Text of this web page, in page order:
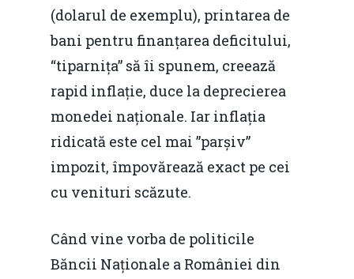
(dolarul de exemplu), printarea de
bani pentru finanțarea deficitului,
“tiparnița” să îi spunem, creează
rapid inflație, duce la deprecierea
monedei naționale. Iar inflația
ridicată este cel mai ”parșiv”
impozit, împovărează exact pe cei
cu venituri scăzute.
Când vine vorba de politicile
Băncii Naționale a României din